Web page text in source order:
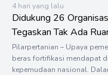
4 hari yang lalu
Didukung 26
Tegaskan Tak Ada
Pilarpertanian – Upaya
beras fortifikasi mendapat
kepemudaan nasional.